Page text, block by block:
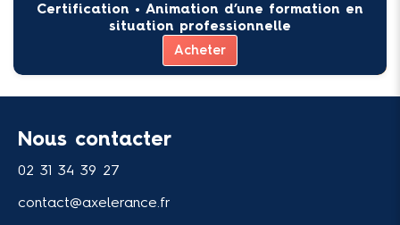
Certification • Animation d’une formation en
situation professionnelle
Acheter
Nous contacter
02 31 34 39 27
contact@axelerance.fr